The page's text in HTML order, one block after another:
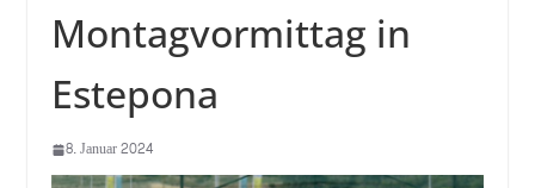
Montagvormittag in
Estepona
8. Januar 2024